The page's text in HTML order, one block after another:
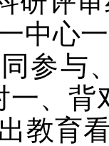
中心
参与
一、背
教育